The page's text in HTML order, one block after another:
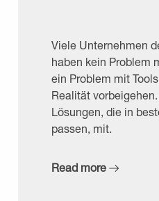
Viele Unternehmen
haben kein Problem
ein Problem mit
Realität
Lösungen, die in
passen, mit.
Read more